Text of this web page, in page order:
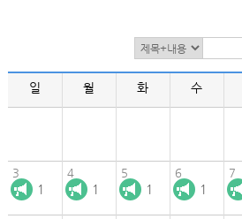
일 월 화 수
3
1
4
1
5
1
6
1
7